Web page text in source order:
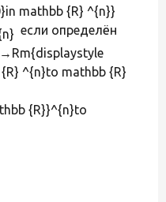
mathbb {R} ^{n}}
если определён
^{n}to mathbb {R}